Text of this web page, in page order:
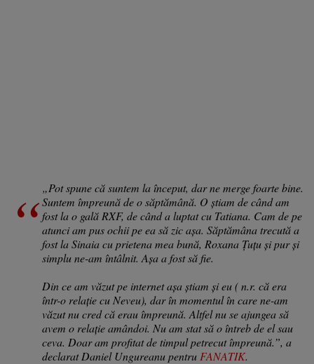
„Pot spune că suntem la început, dar ne merge foarte bine.
Suntem împreună de o săptămână. O știam de când am
fost la o gală RXF, de când a luptat cu Tatiana. Cam de pe
atunci am pus ochii pe ea să zic așa. Săptămâna trecută a
fost la Sinaia cu prietena mea bună, Roxana Țuțu și pur și
simplu ne-am întâlnit. Așa a fost să fie.
Din ce am văzut pe internet așa știam și eu ( n.r. că era
într-o relație cu Neveu), dar în momentul în care ne-am
văzut nu cred că erau împreună. Altfel nu se ajungea să
avem o relație amândoi. Nu am stat să o întreb de el sau
ceva. Doar am profitat de timpul petrecut împreună.”, a
declarat Daniel Ungureanu pentru FANATIK.